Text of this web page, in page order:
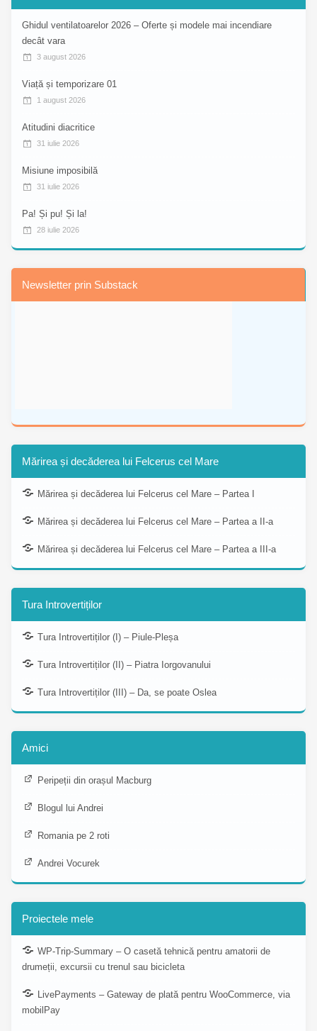
Ghidul ventilatoarelor 2026 – Oferte și modele mai incendiare
decât vara
3 august 2026
Viață și temporizare 01
1 august 2026
Atitudini diacritice
31 iulie 2026
Misiune imposibilă
31 iulie 2026
Pa! Și pu! Și la!
28 iulie 2026
Newsletter prin Substack
Mărirea și decăderea lui Felcerus cel Mare
Mărirea și decăderea lui Felcerus cel Mare – Partea I
Mărirea și decăderea lui Felcerus cel Mare – Partea a II-a
Mărirea și decăderea lui Felcerus cel Mare – Partea a III-a
Tura Introvertiților
Tura Introvertiților (I) – Piule-Pleșa
Tura Introvertiților (II) – Piatra Iorgovanului
Tura Introvertiților (III) – Da, se poate Oslea
Amici
Peripeții din orașul Macburg
Blogul lui Andrei
Romania pe 2 roti
Andrei Vocurek
Proiectele mele
WP-Trip-Summary – O casetă tehnică pentru amatorii de
drumeții, excursii cu trenul sau bicicleta
LivePayments – Gateway de plată pentru WooCommerce, via
mobilPay